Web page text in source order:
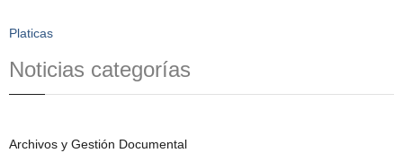
Platicas
Noticias categorías
Archivos y Gestión Documental